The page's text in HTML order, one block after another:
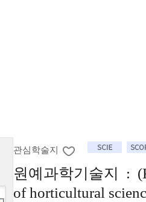
관심학술지
원예과학기술지 :
of horticultural